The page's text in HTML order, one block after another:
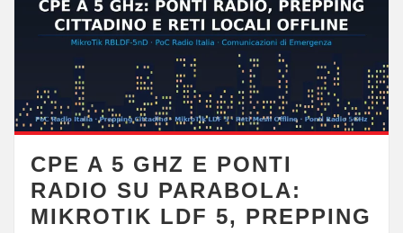
CPE A 5 GHZ E PONTI
RADIO SU PARABOLA:
MIKROTIK LDF 5, PREPPING